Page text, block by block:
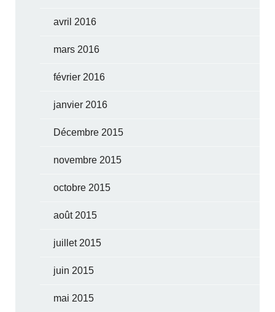
avril 2016
mars 2016
février 2016
janvier 2016
Décembre 2015
novembre 2015
octobre 2015
août 2015
juillet 2015
juin 2015
mai 2015